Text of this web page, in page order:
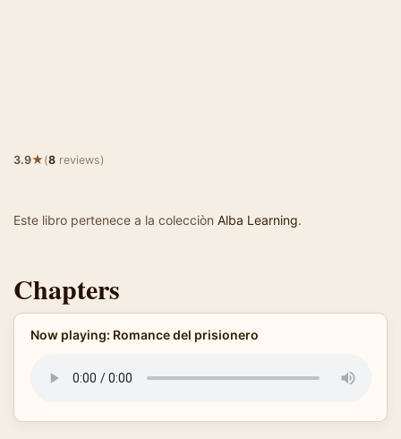
3.9★(8 reviews)
Este libro pertenece a la colecciòn Alba Learning.
Chapters
Now playing: Romance del prisionero